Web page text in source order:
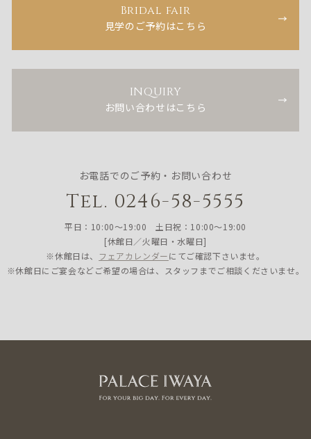
Bridal fair
見学のご予約はこちら
INQUIRY
お問い合わせはこちら
お電話でのご予約・お問い合わせ
Tel. 0246-58-5555
平日：10:00〜19:00 土日祝：10:00〜19:00
[休館日／火曜日・水曜日]
※休館日は、 フェアカレンダーにてご確認下さいませ。
※休館日にご宴会などご希望の場合は、スタッフまでご相談くださいませ。